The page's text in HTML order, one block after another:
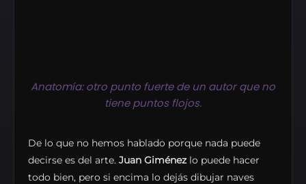
Anatomía: otro punto fuerte de un autor que no
tiene puntos flojos.
De lo que no hemos hablado porque nada puede
decirse es del arte. Juan Giménez lo puede hacer
todo bien, pero si encima lo dejás dibujar naves